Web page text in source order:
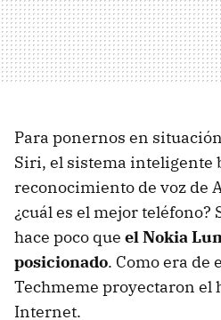
Para ponernos en
Siri, el sistema inteligente
reconocimiento de voz de
¿cuál es el mejor
hace poco que el Nokia
posicionado. Como era de
Techmeme proyectaron el
Internet.